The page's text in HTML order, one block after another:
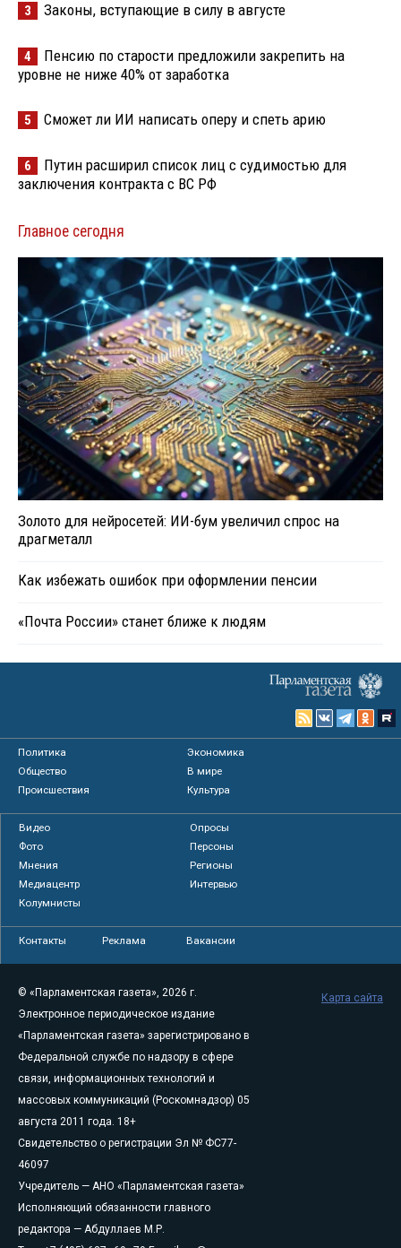
3 Законы, вступающие в силу в августе
4
Пенсию по старости предложили закрепить на
уровне не ниже 40% от заработка
5 Сможет ли ИИ написать оперу и спеть арию
6
Путин расширил список лиц с судимостью для
заключения контракта с ВС РФ
Главное сегодня
Золото для нейросетей: ИИ-бум увеличил спрос на
драгметалл
Как избежать ошибок при оформлении пенсии
«Почта России» станет ближе к людям
Политика
Экономика
Общество
В мире
Происшествия
Культура
Видео
Опросы
Фото
Персоны
Мнения
Регионы
Медиацентр
Интервью
Колумнисты
Контакты Реклама Вакансии
© «Парламентская газета», 2026 г.
Электронное периодическое издание
«Парламентская газета» зарегистрировано в
Федеральной службе по надзору в сфере
связи, информационных технологий и
массовых коммуникаций (Роскомнадзор) 05
августа 2011 года. 18+
Свидетельство о регистрации Эл № ФС77-
46097
Учредитель — АНО «Парламентская газета»
Исполняющий обязанности главного
редактора — Абдуллаев М.Р.
Карта сайта